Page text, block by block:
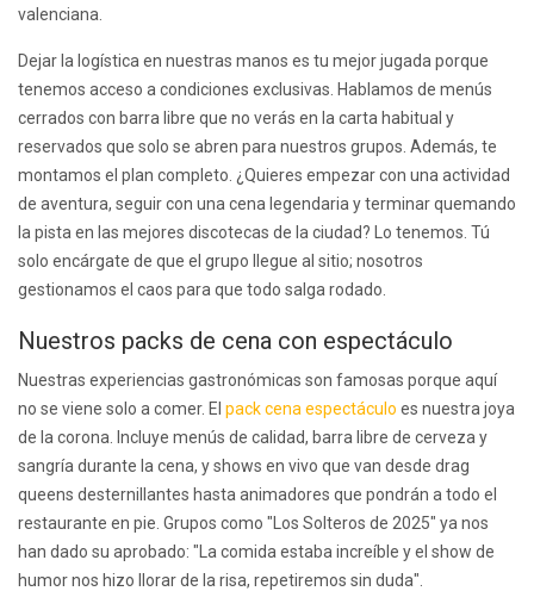
valenciana.
Dejar la logística en nuestras manos es tu mejor jugada porque
tenemos acceso a condiciones exclusivas. Hablamos de menús
cerrados con barra libre que no verás en la carta habitual y
reservados que solo se abren para nuestros grupos. Además, te
montamos el plan completo. ¿Quieres empezar con una actividad
de aventura, seguir con una cena legendaria y terminar quemando
la pista en las mejores discotecas de la ciudad? Lo tenemos. Tú
solo encárgate de que el grupo llegue al sitio; nosotros
gestionamos el caos para que todo salga rodado.
Nuestros packs de cena con espectáculo
Nuestras experiencias gastronómicas son famosas porque aquí
no se viene solo a comer. El pack cena espectáculo es nuestra joya
de la corona. Incluye menús de calidad, barra libre de cerveza y
sangría durante la cena, y shows en vivo que van desde drag
queens desternillantes hasta animadores que pondrán a todo el
restaurante en pie. Grupos como "Los Solteros de 2025" ya nos
han dado su aprobado: "La comida estaba increíble y el show de
humor nos hizo llorar de la risa, repetiremos sin duda".